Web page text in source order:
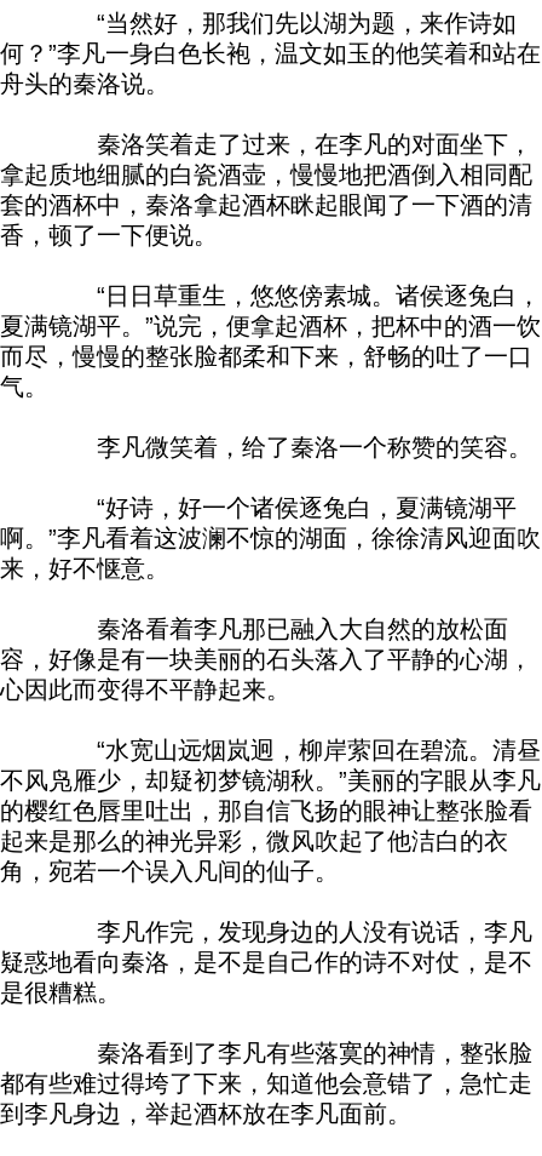
“当然好，那我们先以湖为题，来作诗如
何？”李凡一身白色长袍，温文如玉的他笑着和站在
舟头的秦洛说。
秦洛笑着走了过来，在李凡的对面坐下，
拿起质地细腻的白瓷酒壶，慢慢地把酒倒入相同配
套的酒杯中，秦洛拿起酒杯眯起眼闻了一下酒的清
香，顿了一下便说。
“日日草重生，悠悠傍素城。诸侯逐兔白，
夏满镜湖平。”说完，便拿起酒杯，把杯中的酒一饮
而尽，慢慢的整张脸都柔和下来，舒畅的吐了一口
气。
李凡微笑着，给了秦洛一个称赞的笑容。
“好诗，好一个诸侯逐兔白，夏满镜湖平
啊。”李凡看着这波澜不惊的湖面，徐徐清风迎面吹
来，好不惬意。
秦洛看着李凡那已融入大自然的放松面
容，好像是有一块美丽的石头落入了平静的心湖，
心因此而变得不平静起来。
“水宽山远烟岚迥，柳岸萦回在碧流。清昼
不风凫雁少，却疑初梦镜湖秋。”美丽的字眼从李凡
的樱红色唇里吐出，那自信飞扬的眼神让整张脸看
起来是那么的神光异彩，微风吹起了他洁白的衣
角，宛若一个误入凡间的仙子。
李凡作完，发现身边的人没有说话，李凡
疑惑地看向秦洛，是不是自己作的诗不对仗，是不
是很糟糕。
秦洛看到了李凡有些落寞的神情，整张脸
都有些难过得垮了下来，知道他会意错了，急忙走
到李凡身边，举起酒杯放在李凡面前。